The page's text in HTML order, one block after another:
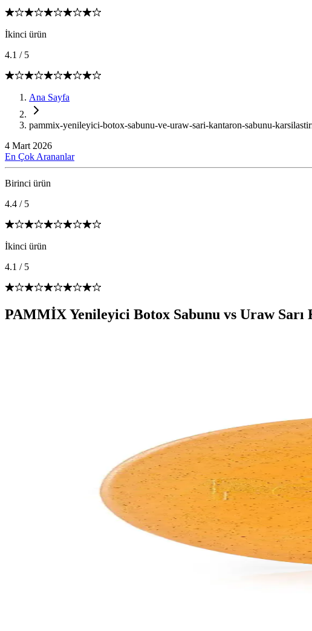
İkinci ürün
4.1 / 5
Ana Sayfa
pammix-yenileyici-botox-sabunu-ve-uraw-sari-kantaron-sabunu-
4 Mart 2026
En Çok Arananlar
Birinci ürün
4.4 / 5
İkinci ürün
4.1 / 5
PAMMİX Yenileyici Botox Sabunu vs Uraw Sarı